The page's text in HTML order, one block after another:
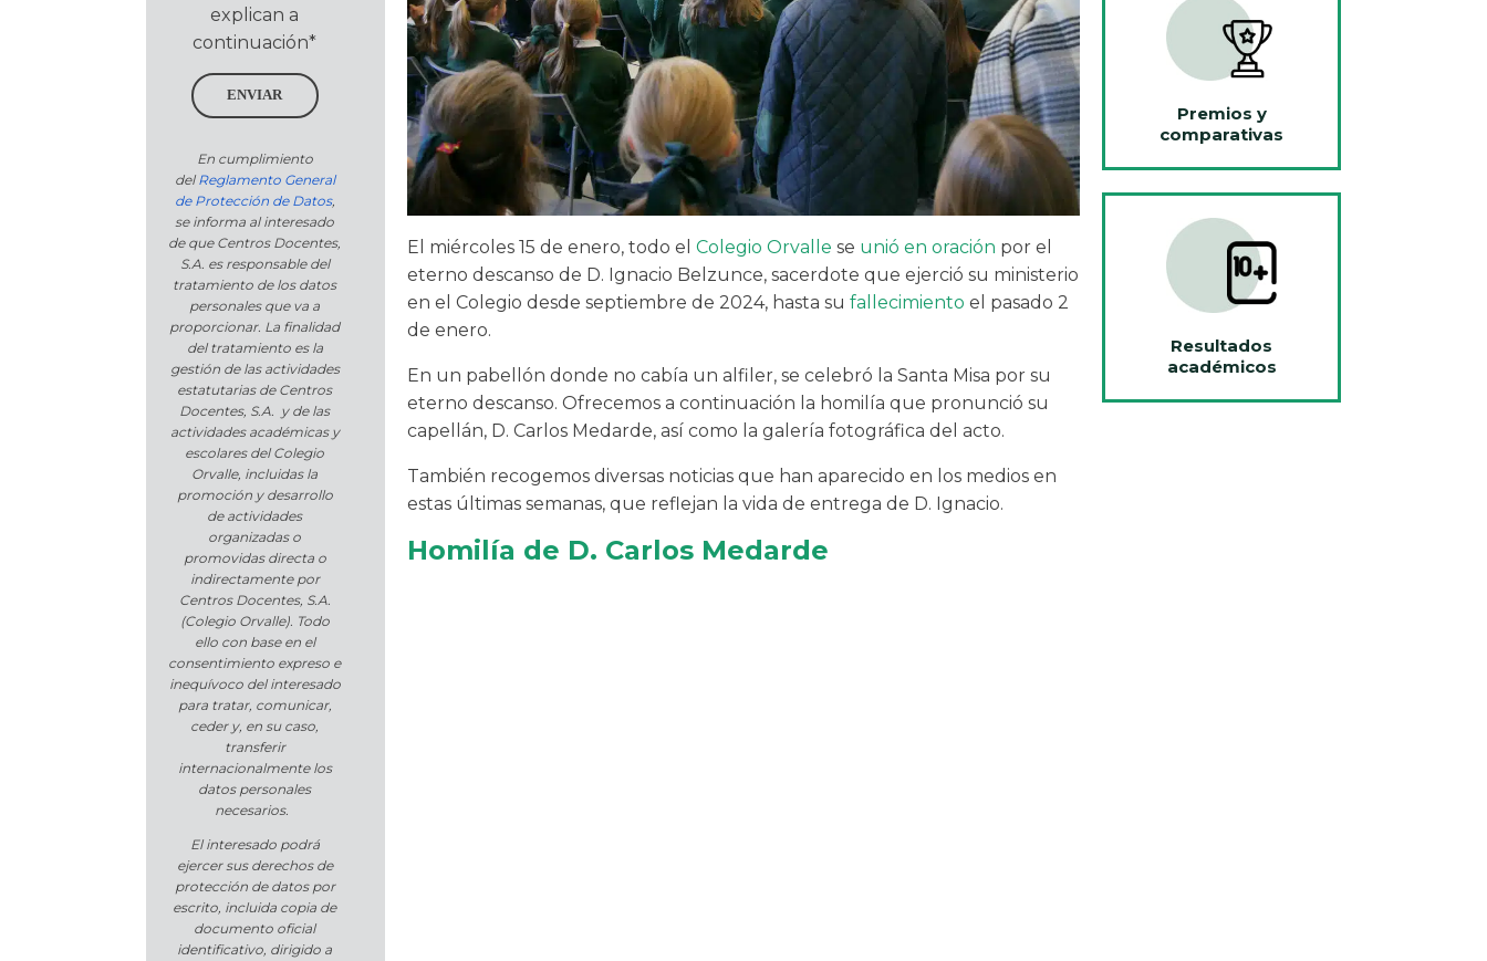
explican a
continuación*
ENVIAR
En cumplimiento
delReglamento General
de Protección de Datos,
se informa al interesado
de que Centros Docentes,
S.A. es responsable del
tratamiento de los datos
personales que va a
proporcionar. La finalidad
del tratamiento es la
gestión de las actividades
estatutarias de Centros
Docentes, S.A. y de las
actividades académicas y
escolares del Colegio
Orvalle, incluidas la
promoción y desarrollo
de actividades
organizadas o
promovidas directa o
indirectamente por
Centros Docentes, S.A.
(Colegio Orvalle). Todo
ello con base en el
consentimiento expreso e
inequívoco del interesado
para tratar, comunicar,
ceder y, en su caso,
transferir
internacionalmente los
datos personales
necesarios.
El interesado podrá
ejercer sus derechos de
protección de datos por
escrito, incluida copia de
documento oficial
identificativo, dirigido a
El miércoles 15 de enero, todo el Colegio Orvalle se unió en oración por el
eterno descanso de D. Ignacio Belzunce, sacerdote que ejerció su ministerio
en el Colegio desde septiembre de 2024, hasta su fallecimiento el pasado 2
de enero.
En un pabellón donde no cabía un alfiler, se celebró la Santa Misa por su
eterno descanso. Ofrecemos a continuación la homilía que pronunció su
capellán, D. Carlos Medarde, así como la galería fotográfica del acto.
También recogemos diversas noticias que han aparecido en los medios en
estas últimas semanas, que reflejan la vida de entrega de D. Ignacio.
Homilía de D. Carlos Medarde
Premios y
comparativas
Resultados
académicos